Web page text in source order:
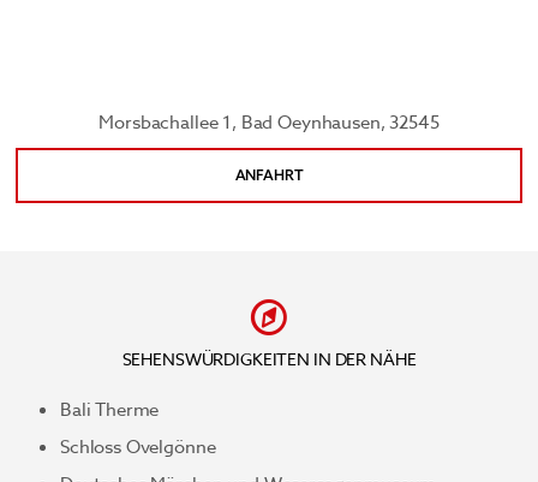
Morsbachallee 1, Bad Oeynhausen, 32545
ANFAHRT
SEHENSWÜRDIGKEITEN IN DER NÄHE
Bali Therme
Schloss Ovelgönne